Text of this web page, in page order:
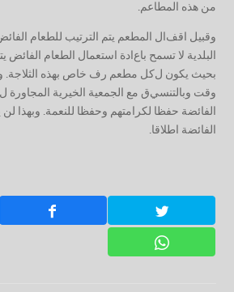
من هذه المطاعم.
وقبيل اقف ال المطعم يتم الترتيب للطعام
البلدية لا تسمح باع دة استعمال الطعام الفائض
بحيث يكون لكل مطعم رف خاص بهذه الثلاجة.
وقت وبالتنسيق مع الجمعية الخيرية المجاورة ل
الفائضة حفظا لكرامتهم وحفظا للنعمة. وبهذا
الفائضة اطلاقا.